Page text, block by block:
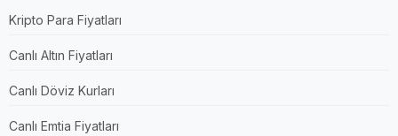
Kripto Para Fiyatları
Canlı Altın Fiyatları
Canlı Döviz Kurları
Canlı Emtia Fiyatları